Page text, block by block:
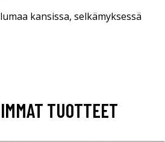
kansissa, selkämyksessä
TUOTTEET